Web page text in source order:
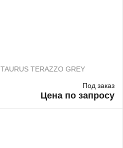
TAURUS TERAZZO GREY
Под заказ
Цена по запросу